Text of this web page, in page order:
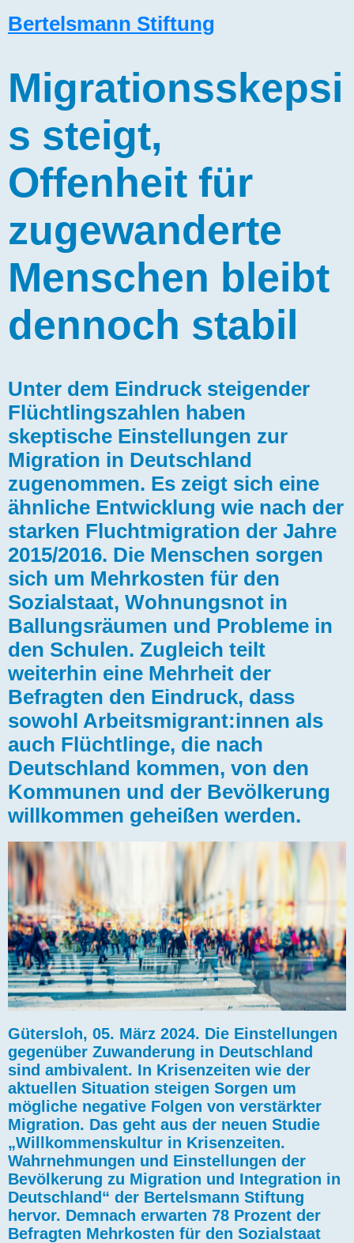
Bertelsmann Stiftung
Migrationsskepsi
s steigt,
Offenheit für
zugewanderte
Menschen bleibt
dennoch stabil
Unter dem Eindruck steigender
Flüchtlingszahlen haben
skeptische Einstellungen zur
Migration in Deutschland
zugenommen. Es zeigt sich eine
ähnliche Entwicklung wie nach der
starken Fluchtmigration der Jahre
2015/2016. Die Menschen sorgen
sich um Mehrkosten für den
Sozialstaat, Wohnungsnot in
Ballungsräumen und Probleme in
den Schulen. Zugleich teilt
weiterhin eine Mehrheit der
Befragten den Eindruck, dass
sowohl Arbeitsmigrant:innen als
auch Flüchtlinge, die nach
Deutschland kommen, von den
Kommunen und der Bevölkerung
willkommen geheißen werden.
Gütersloh, 05. März 2024. Die Einstellungen
gegenüber Zuwanderung in Deutschland
sind ambivalent. In Krisenzeiten wie der
aktuellen Situation steigen Sorgen um
mögliche negative Folgen von verstärkter
Migration. Das geht aus der neuen Studie
„Willkommenskultur in Krisenzeiten.
Wahrnehmungen und Einstellungen der
Bevölkerung zu Migration und Integration in
Deutschland“ der Bertelsmann Stiftung
hervor. Demnach erwarten 78 Prozent der
Befragten Mehrkosten für den Sozialstaat